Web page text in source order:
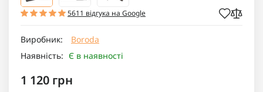
5611 відгука на Google
Виробник:
Boroda
Наявність: Є в наявності
1 120 грн